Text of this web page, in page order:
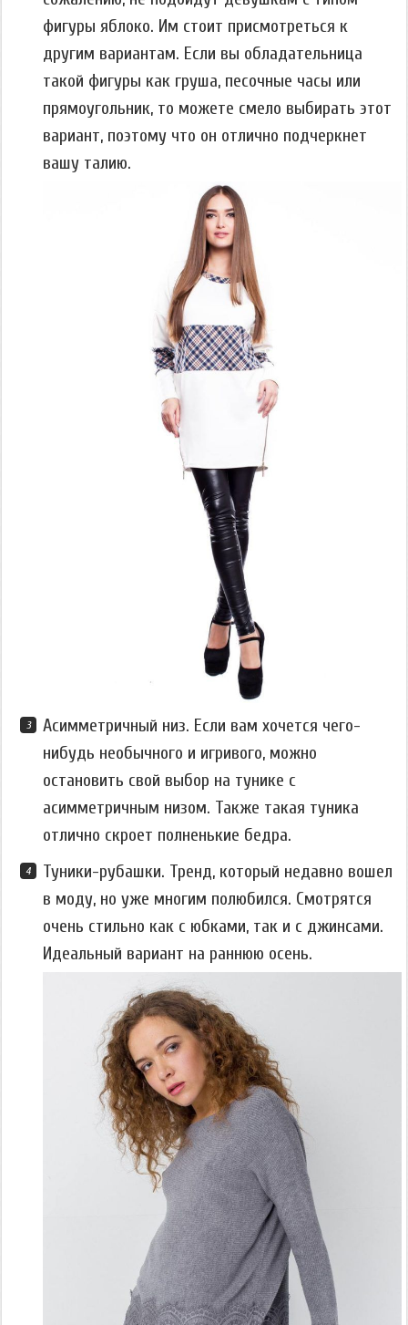
фигуры яблоко. Им стоит присмотреться к
другим вариантам. Если вы обладательница
такой фигуры как груша, песочные часы или
прямоугольник, то можете смело выбирать этот
вариант, поэтому что он отлично подчеркнет
вашу талию.
Асимметричный низ. Если вам хочется чего-
нибудь необычного и игривого, можно
остановить свой выбор на тунике с
асимметричным низом. Также такая туника
отлично скроет полненькие бедра.
Туники-рубашки. Тренд, который недавно вошел
в моду, но уже многим полюбился. Смотрятся
очень стильно как с юбками, так и с джинсами.
Идеальный вариант на раннюю осень.